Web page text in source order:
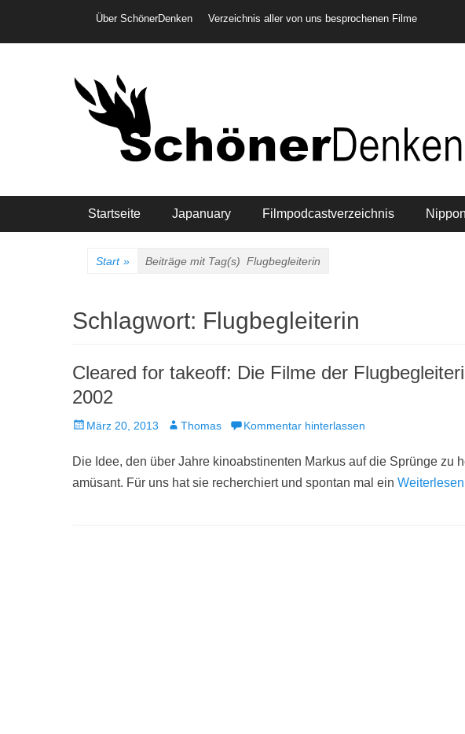
Header-Menü
Über SchönerDenken Verzeichnis aller von uns besprochenen Filme
Hauptmenü
Startseite Japanuary Filmpodcastverzeichnis
Start » Beiträge mit Tag(s) Flugbegleiterin
Schlagwort: Flugbegleiterin
Cleared for takeoff: Die Filme der
2002
Veröffentlicht
März 20, 2013 AutorThomas Kommentar hinterlassen
Die Idee, den über Jahre kinoabstinenten Markus auf die Sprünge zu
amüsant. Für uns hat sie recherchiert und spontan mal ein